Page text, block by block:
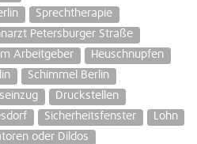
Sprechtherapie
Petersburger Straße
Arbeitgeber
Heuschnupfen
Schimmel Berlin
Druckstellen
Sicherheitsfenster
Lohn
oder Dildos